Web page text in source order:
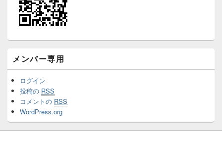
メンバー専用
ログイン
投稿の RSS
コメントの RSS
WordPress.org